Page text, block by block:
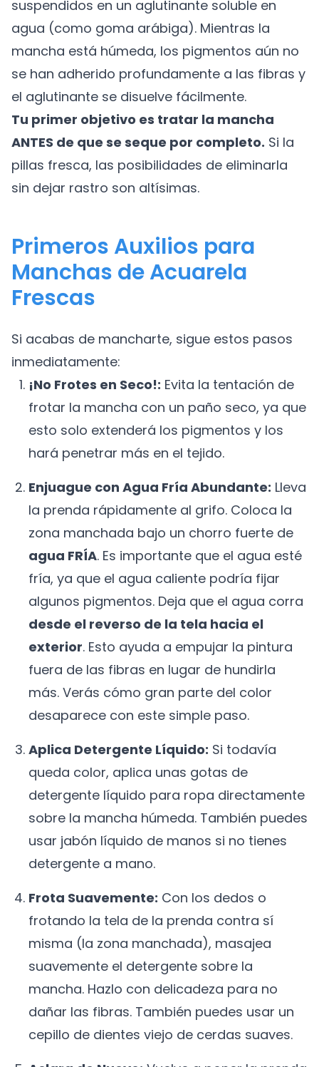
suspendidos en un aglutinante soluble en
agua (como goma arábiga). Mientras la
mancha está húmeda, los pigmentos aún no
se han adherido profundamente a las fibras y
el aglutinante se disuelve fácilmente.
Tu primer objetivo es tratar la mancha
ANTES de que se seque por completo. Si la
pillas fresca, las posibilidades de eliminarla
sin dejar rastro son altísimas.
Primeros Auxilios para
Manchas de Acuarela
Frescas
Si acabas de mancharte, sigue estos pasos
inmediatamente:
¡No Frotes en Seco!: Evita la tentación de
frotar la mancha con un paño seco, ya que
esto solo extenderá los pigmentos y los
hará penetrar más en el tejido.
Enjuague con Agua Fría Abundante: Lleva
la prenda rápidamente al grifo. Coloca la
zona manchada bajo un chorro fuerte de
agua FRÍA. Es importante que el agua esté
fría, ya que el agua caliente podría fijar
algunos pigmentos. Deja que el agua corra
desde el reverso de la tela hacia el
exterior. Esto ayuda a empujar la pintura
fuera de las fibras en lugar de hundirla
más. Verás cómo gran parte del color
desaparece con este simple paso.
Aplica Detergente Líquido: Si todavía
queda color, aplica unas gotas de
detergente líquido para ropa directamente
sobre la mancha húmeda. También puedes
usar jabón líquido de manos si no tienes
detergente a mano.
Frota Suavemente: Con los dedos o
frotando la tela de la prenda contra sí
misma (la zona manchada), masajea
suavemente el detergente sobre la
mancha. Hazlo con delicadeza para no
dañar las fibras. También puedes usar un
cepillo de dientes viejo de cerdas suaves.